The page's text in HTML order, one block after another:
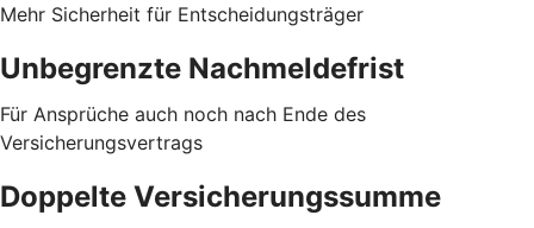
Mehr Sicherheit für Entscheidungsträger
Unbegrenzte Nachmeldefrist
Für Ansprüche auch noch nach Ende des
Versicherungsvertrags
Doppelte Versicherungssumme